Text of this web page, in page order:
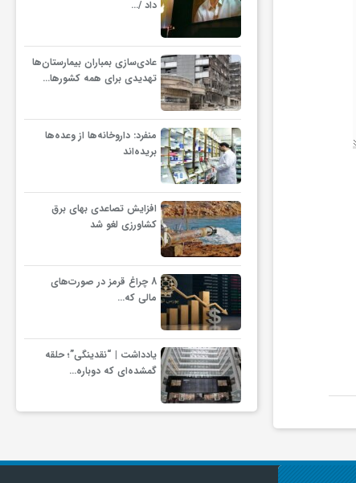
داد /…
عادی‌سازی بمباران بیمارستان‌ها
تهدیدی برای همه کشورها…
منفرد: داروخانه‌ها از وعده‌ها
بریده‌اند
افزایش تصاعدی بهای برق
کشاورزی لغو شد
8 چراغ قرمز در صورت‌های
مالی که…
یادداشت | “نقدینگی”؛ حلقه
گمشده‌ای که دوباره…